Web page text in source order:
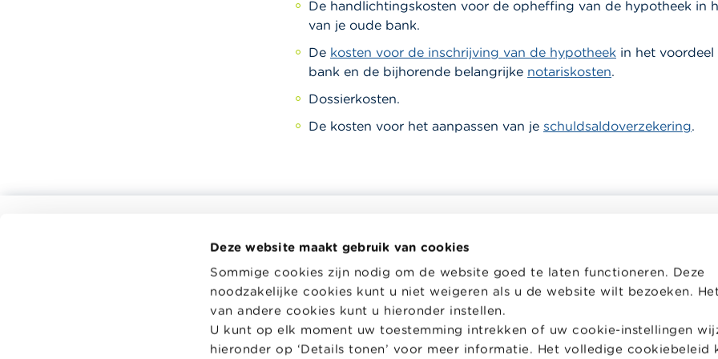
Deze website maakt gebruik van cookies
Sommige cookies zijn nodig om de website goed te laten functioneren. Deze
noodzakelijke cookies kunt u niet weigeren als u de website wilt bezoeken.
van andere cookies kunt u hieronder instellen.
U kunt op elk moment uw toestemming intrekken of uw cookie-instellingen
hieronder op ‘Details tonen’ voor meer informatie. Het volledige cookiebeleid
De handlichtingskosten voor de opheffing van de hypotheek in
van je oude bank.
De kosten voor de inschrijving van de hypotheek in het
bank en de bijhorende belangrijke notariskosten.
Dossierkosten.
De kosten voor het aanpassen van je schuldsaldoverzekering.
Budget, betalen, lenen en verzekeren
Pensioen en pensioenvoorbereiding
Wikifin.be helpt je bij financiële
beslissingen. Ze stelt gratis betrouwbare
en handige informatie ter beschikking,
onafhankelijk van private financiële
spelers.
Lees meer over Wikifin
pedagogisch lesmateriaal en
aan leerkrachten om hen te
Naar Wikifin School